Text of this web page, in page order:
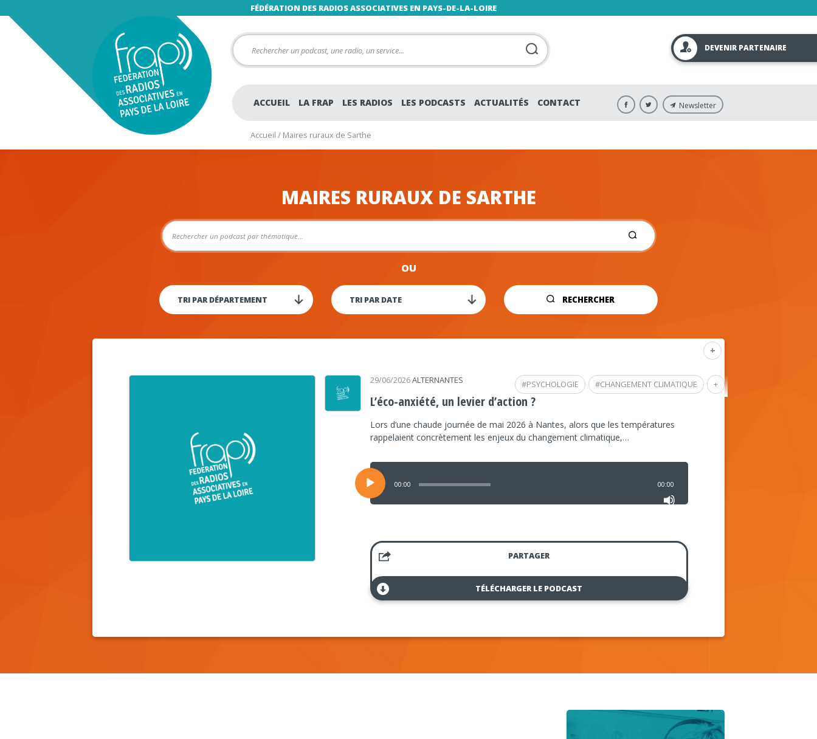
FÉDÉRATION DES RADIOS ASSOCIATIVES EN PAYS-DE-LA-LOIRE
DEVENIR PARTENAIRE
ACCUEIL LA FRAP LES RADIOS LES PODCASTS ACTUALITÉS CONTACT Newsletter
Accueil / Maires ruraux de Sarthe
MAIRES RURAUX DE SARTHE
OU
RECHERCHER
+
+
#CHANGEMENT CLIMATIQUE
#PSYCHOLOGIE
29/06/2026ALTERNANTES
L’éco-anxiété, un levier d’action ?
Lors d’une chaude journée de mai 2026 à Nantes, alors que les températures
rappelaient concrètement les enjeux du changement climatique,…
Lecteur
audio
00:00 00:00
PARTAGER
TÉLÉCHARGER LE PODCAST